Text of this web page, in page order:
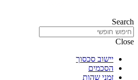
Search
Close
יישוב סכסוך
הסכמים
זמני שהות